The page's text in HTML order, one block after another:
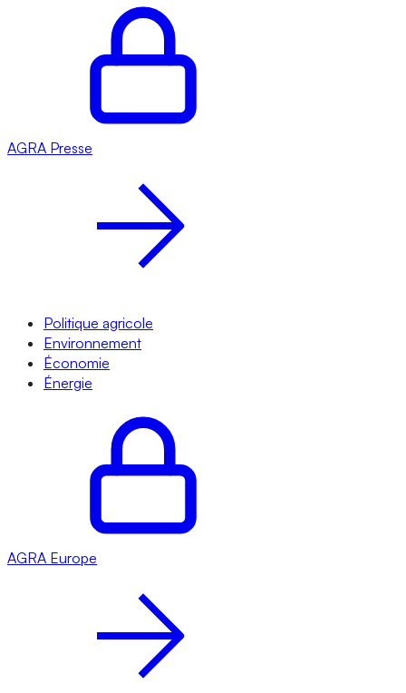
AGRA Presse
Politique agricole
Environnement
Économie
Énergie
AGRA Europe